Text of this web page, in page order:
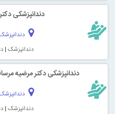
دندانپزشکی
دندانپزشک |
دندانپزشکی دکتر مرضیه
دندانپزشک |